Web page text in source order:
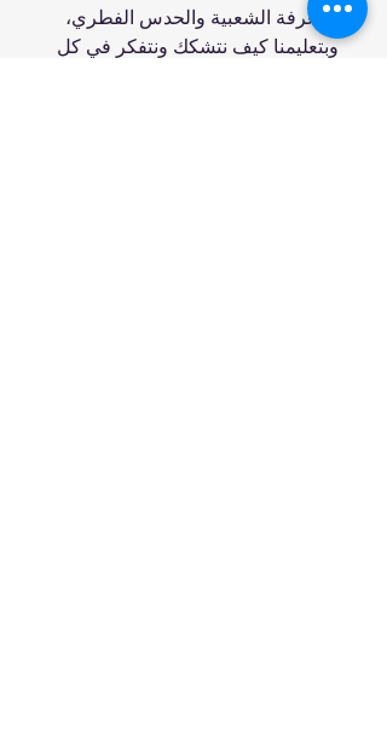
المعرفة الشعبية والحدس الفطري،
وبتعليمنا كيف نتشكك ونتفكر في كل